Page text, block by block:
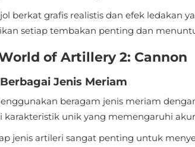
berkat grafis realistis dan efek ledakan
setiap tembakan penting dan
of Artillery 2: Cannon
Jenis Meriam
beragam jenis meriam
unik yang memengaruhi
jenis artileri sangat penting untuk